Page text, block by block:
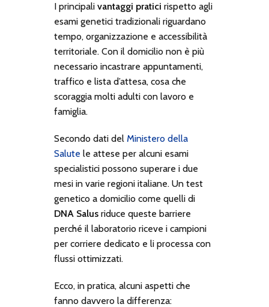
I principali vantaggi pratici rispetto agli
esami genetici tradizionali riguardano
tempo, organizzazione e accessibilità
territoriale. Con il domicilio non è più
necessario incastrare appuntamenti,
traffico e lista d’attesa, cosa che
scoraggia molti adulti con lavoro e
famiglia.
Secondo dati del Ministero della
Salute le attese per alcuni esami
specialistici possono superare i due
mesi in varie regioni italiane. Un test
genetico a domicilio come quelli di
DNA Salusriduce queste barriere
perché il laboratorio riceve i campioni
per corriere dedicato e li processa con
flussi ottimizzati.
Ecco, in pratica, alcuni aspetti che
fanno davvero la differenza: